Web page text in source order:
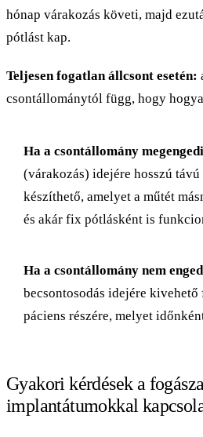
hónap várakozás követi, majd
pótlást kap.
Teljesen fogatlan állcsont esetén:
csontállománytól függ, hogy
Ha a csontállomány megengedi
(várakozás) idejére hosszú
készíthető, amelyet a műtét
és akár fix pótlásként is
Ha a csontállomány nem
becsontosodás idejére
páciens részére, melyet
Gyakori kérdések a
implantátumokkal